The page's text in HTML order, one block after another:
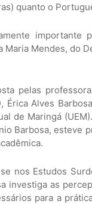
quanto o
importante
Mendes, do
pelas
Érica Alves
de Maringá
Barbosa, esteve
nos Estudos
investiga as
para a